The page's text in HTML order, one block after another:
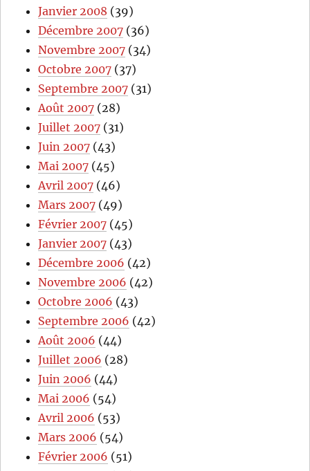
Janvier 2008 (39)
Décembre 2007 (36)
Novembre 2007 (34)
Octobre 2007 (37)
Septembre 2007 (31)
Août 2007 (28)
Juillet 2007 (31)
Juin 2007 (43)
Mai 2007 (45)
Avril 2007 (46)
Mars 2007 (49)
Février 2007 (45)
Janvier 2007 (43)
Décembre 2006 (42)
Novembre 2006 (42)
Octobre 2006 (43)
Septembre 2006 (42)
Août 2006 (44)
Juillet 2006 (28)
Juin 2006 (44)
Mai 2006 (54)
Avril 2006 (53)
Mars 2006 (54)
Février 2006 (51)